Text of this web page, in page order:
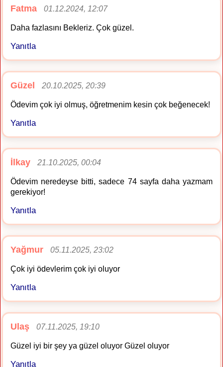
Fatma 01.12.2024, 12:07
Daha fazlasını Bekleriz. Çok güzel.
Yanıtla
Güzel 20.10.2025, 20:39
Ödevim çok iyi olmuş, öğretmenim kesin çok beğenecek!
Yanıtla
İlkay 21.10.2025, 00:04
Ödevim neredeyse bitti, sadece 74 sayfa daha yazmam
gerekiyor!
Yanıtla
Yağmur 05.11.2025, 23:02
Çok iyi ödevlerim çok iyi oluyor
Yanıtla
Ulaş 07.11.2025, 19:10
Güzel iyi bir şey ya güzel oluyor Güzel oluyor
Yanıtla